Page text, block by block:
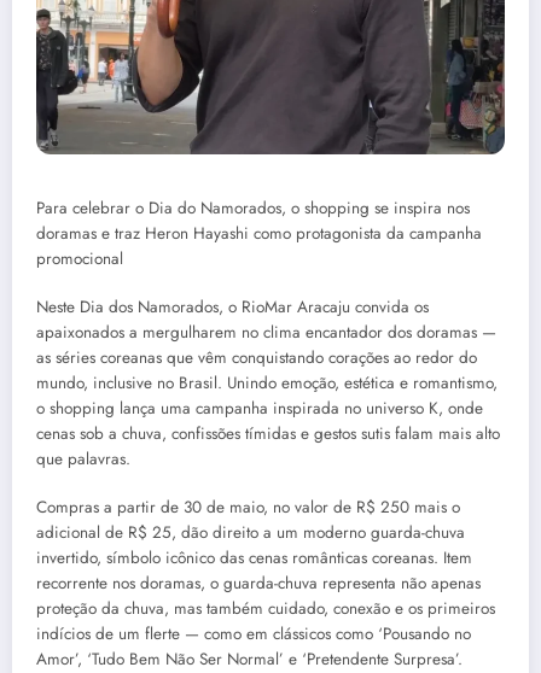
Para celebrar o Dia do Namorados, o shopping se inspira nos
doramas e traz Heron Hayashi como protagonista da campanha
promocional
Neste Dia dos Namorados, o RioMar Aracaju convida os
apaixonados a mergulharem no clima encantador dos doramas —
as séries coreanas que vêm conquistando corações ao redor do
mundo, inclusive no Brasil. Unindo emoção, estética e romantismo,
o shopping lança uma campanha inspirada no universo K, onde
cenas sob a chuva, confissões tímidas e gestos sutis falam mais alto
que palavras.
Compras a partir de 30 de maio, no valor de R$ 250 mais o
adicional de R$ 25, dão direito a um moderno guarda-chuva
invertido, símbolo icônico das cenas românticas coreanas. Item
recorrente nos doramas, o guarda-chuva representa não apenas
proteção da chuva, mas também cuidado, conexão e os primeiros
indícios de um flerte — como em clássicos como ‘Pousando no
Amor’, ‘Tudo Bem Não Ser Normal’ e ‘Pretendente Surpresa’.